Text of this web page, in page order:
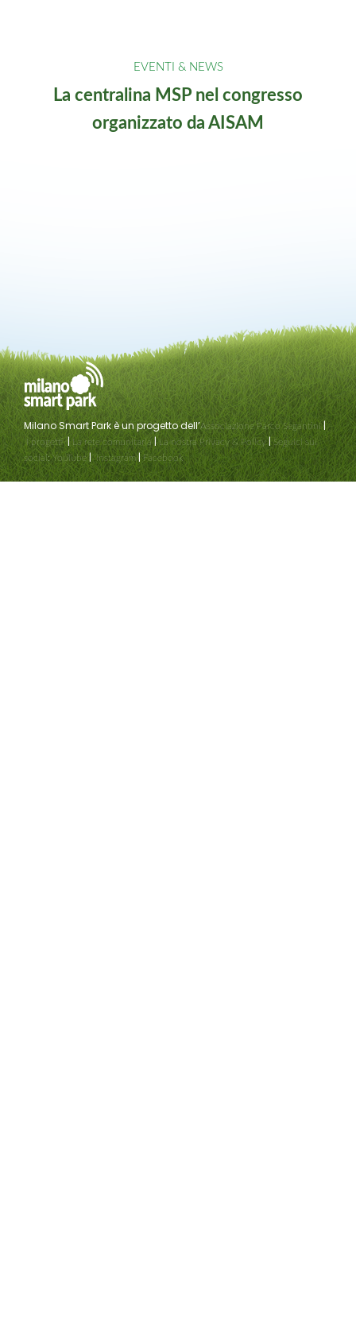
La centralina MSP nel congresso
organizzato da AISAM
Milano Smart Park è un progetto dell’Associazione Parco Segantini|
I progetti| La rete comunitaria|La nostra Privacy & Policy|Seguici sui
social: YouTube|Instagram|Facebook